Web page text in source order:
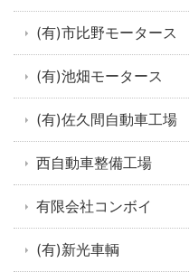
(有)市比野モータース
(有)池畑モータース
(有)佐久間自動車工場
西自動車整備工場
有限会社コンボイ
(有)新光車輌